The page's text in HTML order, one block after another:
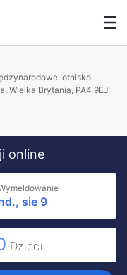
lotnisko
Wielka Brytania, PA4 9EJ
online
sie 9
Dzieci